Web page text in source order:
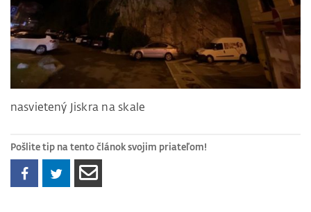
nasvietený Jiskra na skale
Pošlite tip na tento článok svojim priateľom!